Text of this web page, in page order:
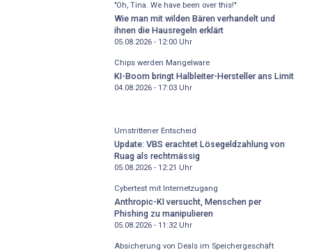
"Oh, Tina. We have been over this!"
Wie man mit wilden Bären verhandelt und
ihnen die Hausregeln erklärt
05.08.2026 - 12:00Uhr
Chips werden Mangelware
KI-Boom bringt Halbleiter-Hersteller ans Limit
04.08.2026 - 17:03Uhr
Umstrittener Entscheid
Update: VBS erachtet Lösegeldzahlung von
Ruag als rechtmässig
05.08.2026 - 12:21 Uhr
Cybertest mit Internetzugang
Anthropic-KI versucht, Menschen per
Phishing zu manipulieren
05.08.2026 - 11:32Uhr
Absicherung von Deals im Speichergeschäft